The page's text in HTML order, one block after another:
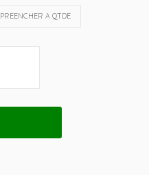
PREENCHER A QTDE